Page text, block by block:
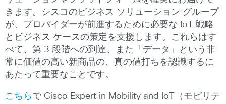
きます。シスコのビジネス ソリューション グループ
が、プロバイダーが前進するために必要な IoT 戦略
とビジネス ケースの策定を支援します。これらはす
べて、第 3 段階への到達、また「データ」という非
常に価値の高い新商品の、真の値打ちを認識するに
あたって重要なことです。
こちらで Cisco Expert in Mobility and IoT（モビリテ